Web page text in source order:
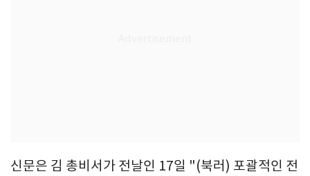
신문은 김 총비서가 전날인 17일 "(북러) 포괄적인 전